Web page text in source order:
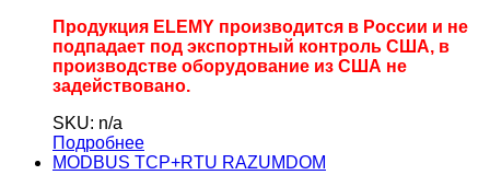
Продукция ELEMY производится в России и не
подпадает под экспортный контроль США, в
производстве оборудование из США не
задействовано.
SKU: n/a
Подробнее
MODBUS TCP+RTU RAZUMDOM